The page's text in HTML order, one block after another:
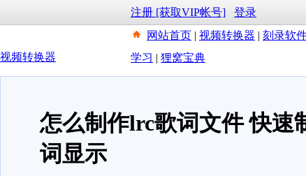
注册 [获取VIP帐号]
登录
网站首页 | 视频转换器 | 刻录软
学习 | 狸窝宝典
视频转换器
怎么制作lrc歌词文件 快速
词显示